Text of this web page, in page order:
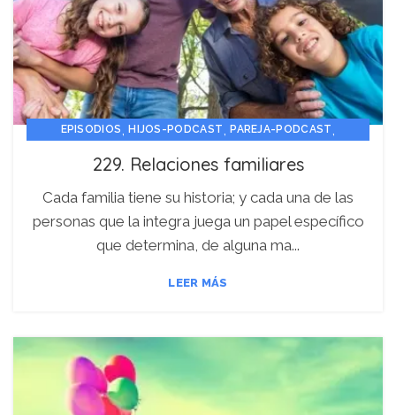
EPISODIOS ,HIJOS-PODCAST ,PAREJA-PODCAST
229. Relaciones familiares
Cada familia tiene su historia; y cada una de las
personas que la integra juega un papel específico
que determina, de alguna ma...
LEER MÁS